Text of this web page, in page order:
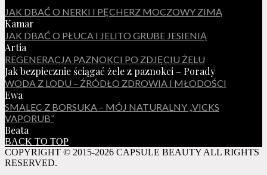
JAK DBAĆ O NERKI I PĘCHERZ MOCZOWY ZIMĄ
Kamar
JAK DBAĆ O PŁUCA I JELITO GRUBE JESIENIĄ
Artia
REGENERACJA PAZNOKCI PO ZDJĘCIU ŻELU
Jak bezpiecznie ściągać żele z paznokci – Porady
WODA Z LODU – ŹRÓDŁO ZDROWIA I MŁODOŚCI
Ewa
SMALEC Z BORSUKA – MÓJ NATURALNY „VICKS
VAPORUB”
Beata
BACK TO TOP
COPYRIGHT © 2015-2026 CAPSULE BEAUTY ALL RIGHTS
RESERVED.